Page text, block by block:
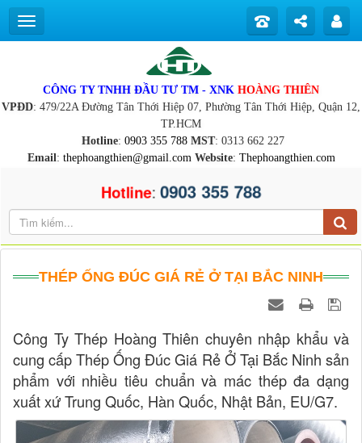
CÔNG TY TNHH ĐẦU TƯ TM - XNK HOÀNG THIÊN
VPĐD: 479/22A Đường Tân Thới Hiệp 07, Phường Tân Thới Hiệp, Quận 12,
TP.HCM
Hotline: 0903 355 788 MST: 0313 662 227
Email: thephoangthien@gmail.com Website: Thephoangthien.com
Hotline: 0903 355 788
THÉP ỐNG ĐÚC GIÁ RẺ Ở TẠI BẮC NINH
Công Ty Thép Hoàng Thiên chuyên nhập khẩu và
cung cấp Thép Ống Đúc Giá Rẻ Ở Tại Bắc Ninh sản
phẩm với nhiều tiêu chuẩn và mác thép đa dạng
xuất xứ Trung Quốc, Hàn Quốc, Nhật Bản, EU/G7.